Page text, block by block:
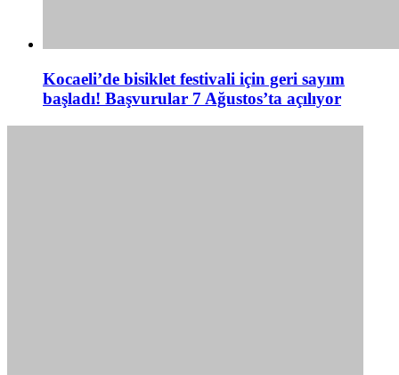
Kocaeli’de bisiklet festivali için geri sayım
başladı! Başvurular 7 Ağustos’ta açılıyor